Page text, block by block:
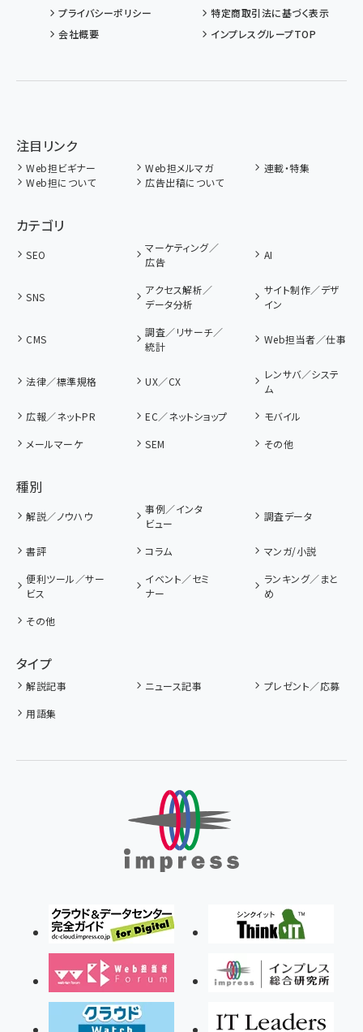
プライバシーポリシー
特定商取引法に基づく表示
会社概要
インプレスグループTOP
注目リンク
Web担ビギナー Web担メルマガ
連載・特集
Web担について
広告出稿について
カテゴリ
SEO
マーケティング／
広告
AI
SNS
アクセス解析／
データ分析
サイト制作／デザ
イン
CMS
調査／リサーチ／
統計
Web担当者／仕事
法律／標準規格 UX／CX
レンサバ／システ
ム
広報／ネットPR
EC／ネットショップ
モバイル
メールマーケ
SEM その他
種別
解説／ノウハウ
事例／インタ
ビュー
調査データ
書評 コラム
マンガ/小説
便利ツール／サー
ビス
イベント／セミ
ナー
ランキング／まと
め
その他
タイプ
解説記事 ニュース記事
プレゼント／応募
用語集